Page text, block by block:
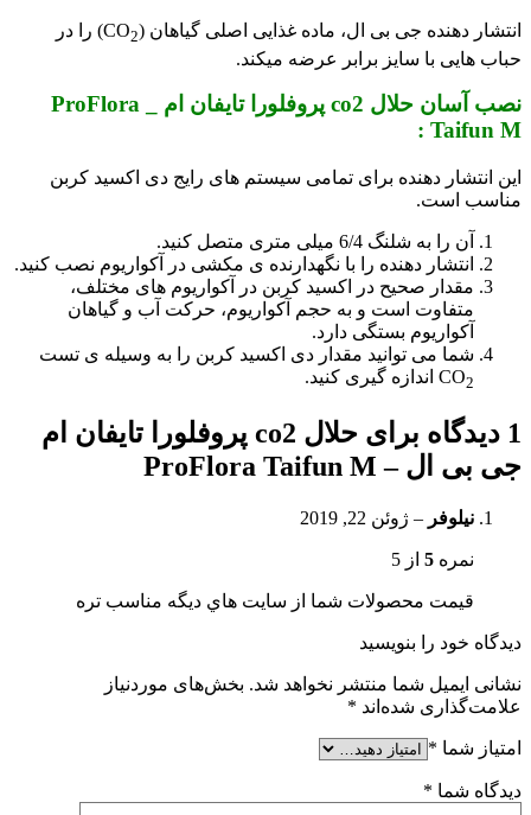
انتشار دهنده جی بی ال، ماده غذایی اصلی گیاهان (CO2
) را در
حباب­ هایی با سایز برابر عرضه می­کند.
نصب آسان حلال co2 پروفلورا تایفان ام _ ProFlora
Taifun M :
این انتشار دهنده برای تمامی سیستم های رایج دی اکسید کربن
مناسب است.
آن را به شلنگ 6/4 میلی متری متصل کنید.
انتشار دهنده را با نگهدارنده ی مکشی در آکواریوم نصب کنید.
مقدار صحیح در اکسید کربن در آکواریوم های مختلف،
متفاوت است و به حجم آکواریوم، حرکت آب و گیاهان
آکواریوم بستگی دارد.
شما می توانید مقدار دی اکسید کربن را به وسیله ی تست
CO2 اندازه گیری کنید.
1 دیدگاه برای
حلال co2 پروفلورا تایفان ام
جی بی ال – ProFlora Taifun M
نيلوفر – ژوئن 22, 2019
نمره 5 از 5
قيمت محصولات شما از سايت هاي ديگه مناسب تره
دیدگاه خود را بنویسید
نشانی ایمیل شما منتشر نخواهد شد. بخش‌های موردنیاز
علامت‌گذاری شده‌اند *
امتیاز شما *
دیدگاه شما *